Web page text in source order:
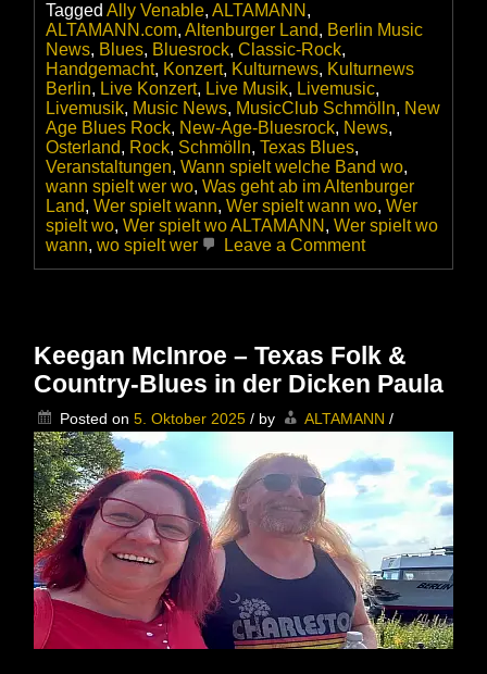
Tagged Ally Venable, ALTAMANN ,
ALTAMANN.com, Altenburger Land, Berlin Music
News, Blues, Bluesrock, Classic-Rock,
Handgemacht, Konzert, Kulturnews, Kulturnews
Berlin, Live Konzert, Live Musik, Livemusic,
Livemusik, Music News, MusicClub Schmölln, New
Age Blues Rock, New-Age-Bluesrock, News,
Osterland, Rock, Schmölln, Texas Blues,
Veranstaltungen, Wann spielt welche Band wo,
wann spielt wer wo, Was geht ab im Altenburger
Land, Wer spielt wann, Wer spielt wann wo, Wer
spielt wo, Wer spielt wo ALTAMANN , Wer spielt wo
wann, wo spielt wer Leave a Commenton
im
MusicClub
Schmölln
Besser
hattest
ein
Ticket
Keegan McInroe – Texas Folk &
Country-Blues in der Dicken Paula
Posted on 5. Oktober 2025 / by ALTAMANN /